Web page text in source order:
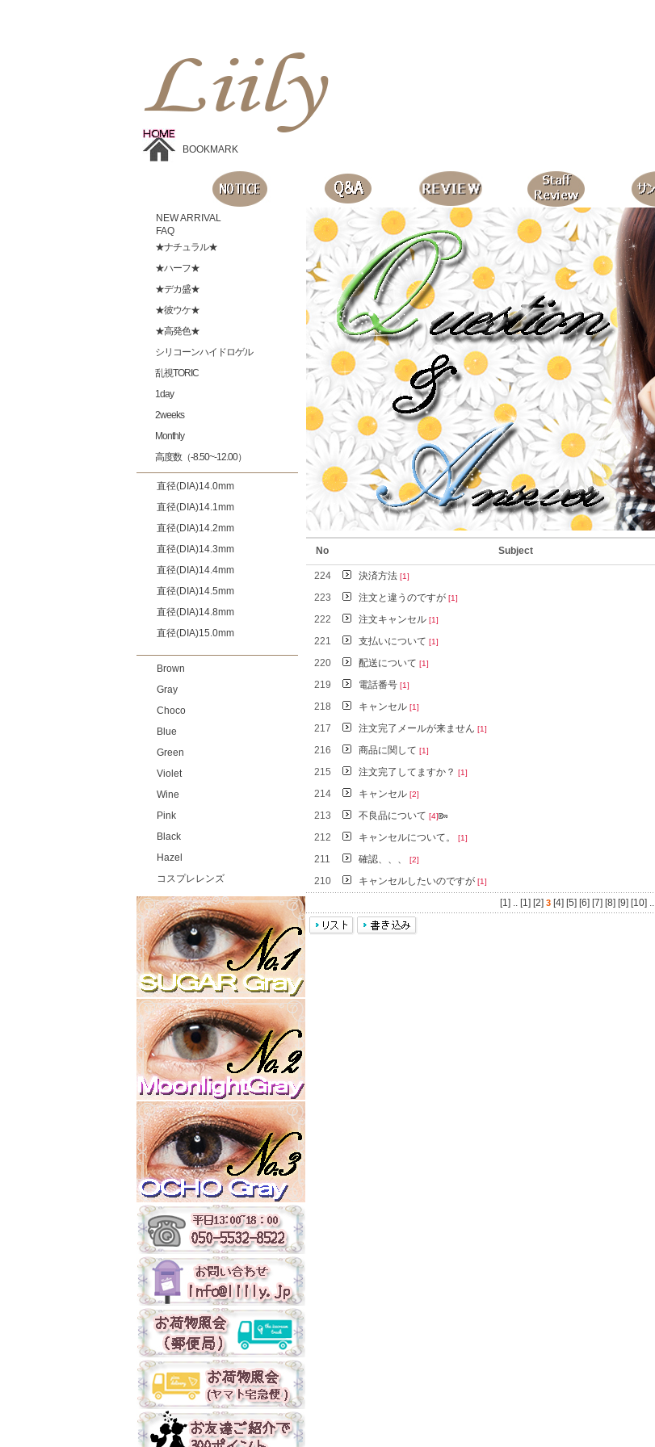
BOOKMARK
NEW ARRIVAL
FAQ
★ナチュラル★
★ハーフ★
★デカ盛★
★彼ウケ★
★高発色★
シリコーンハイドロゲル
乱視TORIC
1day
2weeks
Monthly
高度数（-8.50~-12.00）
直径(DIA)14.0mm
直径(DIA)14.1mm
直径(DIA)14.2mm
直径(DIA)14.3mm
直径(DIA)14.4mm
直径(DIA)14.5mm
直径(DIA)14.8mm
直径(DIA)15.0mm
Brown
Gray
Choco
Blue
Green
Violet
Wine
Pink
Black
Hazel
コスプレレンズ
No Subject
224 決済方法 [1]
223
注文と違うのですが [1]
222
注文キャンセル [1]
221
支払いについて [1]
220
配送について [1]
219
電話番号 [1]
218
キャンセル [1]
217
注文完了メールが来ません [1]
216
商品に関して [1]
215
注文完了してますか？ [1]
214
キャンセル [2]
213
不良品について [4]
212
キャンセルについて。 [1]
211
確認、、、 [2]
210
キャンセルしたいのですが [1]
[1] .. [1] [2] 3 [4] [5] [6] [7] [8] [9] [10] ..